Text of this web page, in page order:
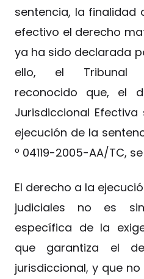
sentencia, la finalidad
efectivo el derecho
ya ha sido declarada
ello, el Tribunal
reconocido que, el
Jurisdiccional
ejecución de la
º 04119-2005-AA/TC,
El derecho a la
judiciales no es
específica de la
que garantiza el
jurisdiccional, y que